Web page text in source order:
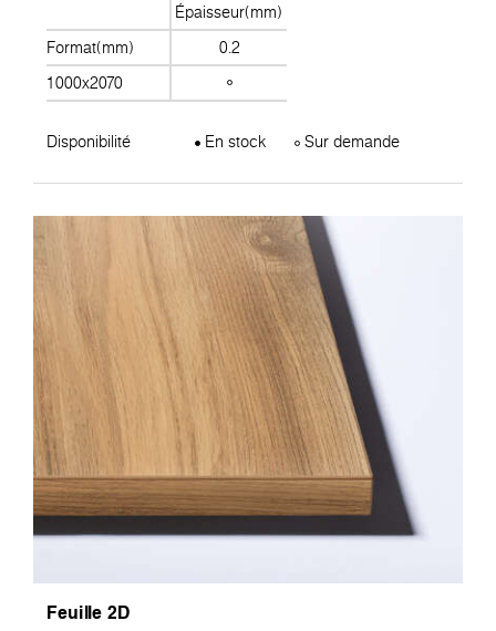
Épaisseur(mm)
Format(mm)
0.2
1000x2070
Disponibilité En stock Sur demande
Feuille 2D